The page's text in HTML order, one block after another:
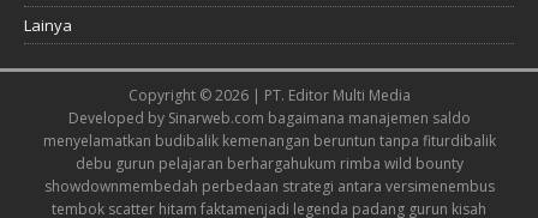
Lainya
Copyright © 2026 | PT. Editor Multi Media
Developed by Sinarweb.com bagaimana manajemen saldo
menyelamatkan budibalik kemenangan beruntun tanpa fiturdibalik
debu gurun pelajaran berhargahukum rimba wild bounty
showdownmembedah perbedaan strategi antara versimenembus
tembok scatter hitam faktamenjadi legenda padang gurun kisah